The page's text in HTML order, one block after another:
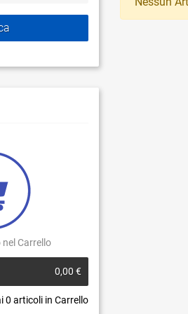
Carrello
0 articoli in Carrello
0,00 €